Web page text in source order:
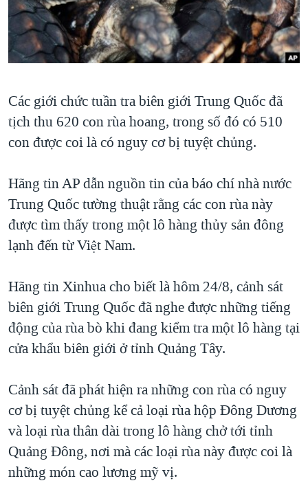
"Tìm"NGƯỜI VIỆT HẢI NGOẠI
ĐỜI SỐNG
KINH TẾ
VĂN HOÁ
GIÁO DỤC
TẠI
HÀNH TRÌNH BẦU CỬ 2024
MỘT NĂM CHIẾN TRANH TẠI DẢI GAZA
NGÀY TỊ NẠN THẾ GIỚI
TRỊNH VĨNH BÌNH - NGƯỜI HẠ 'BÊN THẮNG CUỘC'
GROUND ZERO – XƯA VÀ NAY
CHI PHÍ CHIẾN TRANH AFGHANISTAN
CÁC GIÁ TRỊ CỘNG HÒA Ở VIỆT NAM
THƯỢNG ĐỈNH TRUMP-KIM TẠI VIỆT NAM
TRỊNH VĨNH BÌNH VS. CHÍNH PHỦ VIỆT NAM
BÊN KIA QUỐC LỘ: TIẾNG VỌNG TỪ NÔNG THÔN MỸ
QUAN HỆ VIỆT MỸ
VIDEO
NGHE
Ngôn ngữ khác
Các giới chức tuần tra biên giới Trung Quốc đã
tịch thu 620 con rùa hoang, trong số đó có 510
con được coi là có nguy cơ bị tuyệt chủng.
Hãng tin AP dẫn nguồn tin của báo chí nhà nước
Trung Quốc tường thuật rằng các con rùa này
được tìm thấy trong một lô hàng thủy sản đông
lạnh đến từ Việt Nam.
Hãng tin Xinhua cho biết là hôm 24/8, cảnh sát
biên giới Trung Quốc đã nghe được những tiếng
động của rùa bò khi đang kiểm tra một lô hàng tại
cửa khẩu biên giới ở tỉnh Quảng Tây.
Cảnh sát đã phát hiện ra những con rùa có nguy
cơ bị tuyệt chủng kể cả loại rùa hộp Đông Dương
và loại rùa thân dài trong lô hàng chở tới tỉnh
Quảng Đông, nơi mà các loại rùa này được coi là
những món cao lương mỹ vị.